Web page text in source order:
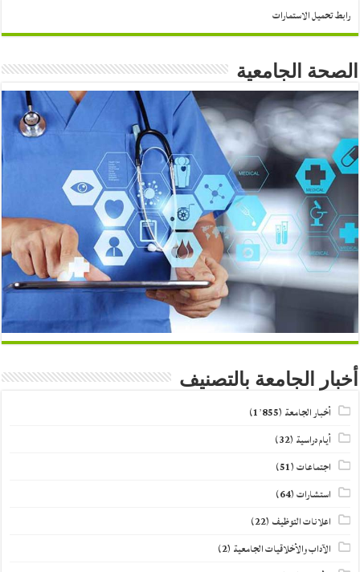
رابط تحميل الاستمارات
الصحة الجامعية
أخبار الجامعة بالتصنيف
أخبار الجامعة (1٬855)
أيام دراسية (32)
اجتماعات(51)
استشارات(64)
اعلانات التوظيف (22)
الآداب والأخلاقيات الجامعية (2)